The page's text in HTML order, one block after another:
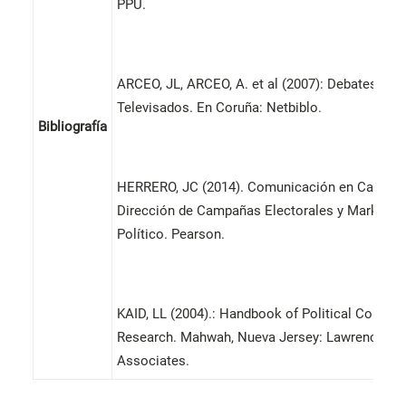
Bibliografía
PPU.
ARCEO, JL, ARCEO, A. et al (2007): Debates
Televisados. En Coruña: Netbiblo.
HERRERO, JC (2014). Comunicación en
Dirección de Campañas Electorales y
Político. Pearson.
KAID, LL (2004).: Handbook of Political
Research. Mahwah, Nueva Jersey: Lawrence
Associates.